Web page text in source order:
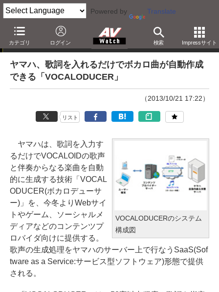
Powered by Translate
カテゴリ ログイン 検索 Impressサイト
ニュース
ヤマハ、歌詞を入れるだけでボカロ曲が自動作成
できる「VOCALODUCER」
（2013/10/21 17:22）
リスト
VOCALODUCERのシステム
構成図
ヤマハは、歌詞を入力す
るだけでVOCALOIDの歌声
と伴奏からなる楽曲を自動
的に生成する技術「VOCAL
ODUCER(ボカロデューサ
ー)」を、今冬よりWebサイ
トやゲーム、ソーシャルメ
ディアなどのコンテンツプ
ロバイダ向けに提供する。
歌声の生成処理をヤマハのサーバー上で行なうSaaS(Sof
tware as a Service:サービス型ソフトウェア)形態で提供
される。